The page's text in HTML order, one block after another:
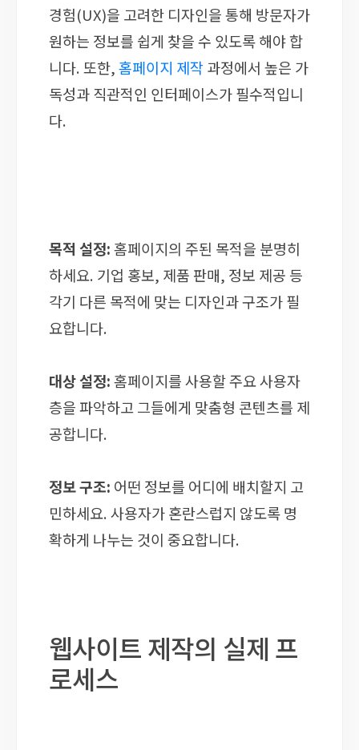
경험(UX)을 고려한 디자인을 통해 방문자가
원하는 정보를 쉽게 찾을 수 있도록 해야 합
니다. 또한,홈페이지 제작 과정에서 높은 가
독성과 직관적인 인터페이스가 필수적입니
다.
목적 설정:홈페이지의 주된 목적을 분명히
하세요. 기업 홍보, 제품 판매, 정보 제공 등
각기 다른 목적에 맞는 디자인과 구조가 필
요합니다.
대상 설정:홈페이지를 사용할 주요 사용자
층을 파악하고 그들에게 맞춤형 콘텐츠를 제
공합니다.
정보 구조: 어떤 정보를 어디에 배치할지 고
민하세요. 사용자가 혼란스럽지 않도록 명
확하게 나누는 것이 중요합니다.
웹사이트 제작의 실제 프
로세스